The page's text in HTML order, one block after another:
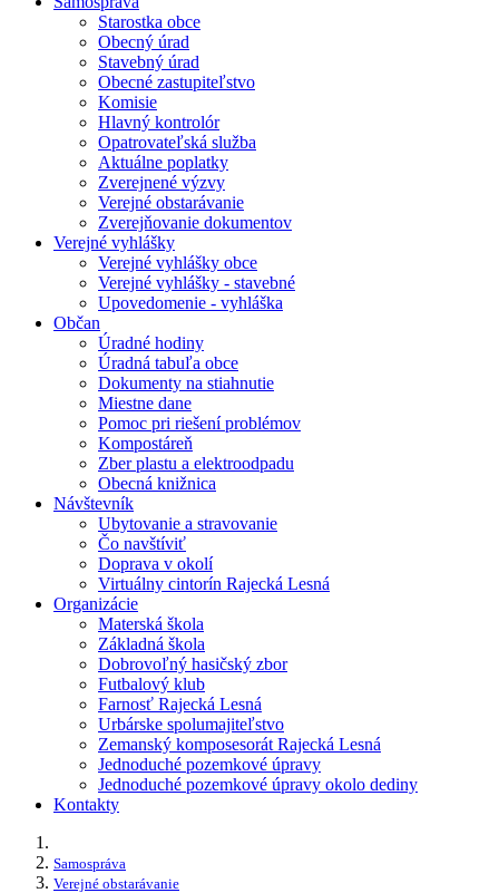
Starostka obce
Obecný úrad
Stavebný úrad
Obecné zastupiteľstvo
Komisie
Hlavný kontrolór
Opatrovateľská služba
Aktuálne poplatky
Zverejnené výzvy
Verejné obstarávanie
Zverejňovanie dokumentov
Verejné vyhlášky
Verejné vyhlášky obce
Verejné vyhlášky - stavebné
Upovedomenie - vyhláška
Občan
Úradné hodiny
Úradná tabuľa obce
Dokumenty na stiahnutie
Miestne dane
Pomoc pri riešení problémov
Kompostáreň
Zber plastu a elektroodpadu
Obecná knižnica
Návštevník
Ubytovanie a stravovanie
Čo navštíviť
Doprava v okolí
Virtuálny cintorín Rajecká Lesná
Organizácie
Materská škola
Základná škola
Dobrovoľný hasičský zbor
Futbalový klub
Farnosť Rajecká Lesná
Urbárske spolumajiteľstvo
Zemanský komposesorát Rajecká Lesná
Jednoduché pozemkové úpravy
Jednoduché pozemkové úpravy okolo dediny
Kontakty
Samospráva
Verejné obstarávanie